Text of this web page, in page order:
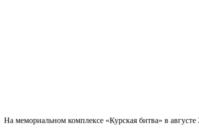
На мемориальном комплексе «Курская битва» в